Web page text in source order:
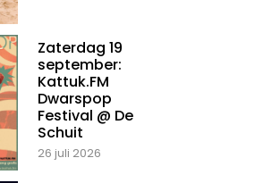
Zaterdag 19
september:
Kattuk.FM
Dwarspop
Festival @ De
Schuit
26 juli 2026